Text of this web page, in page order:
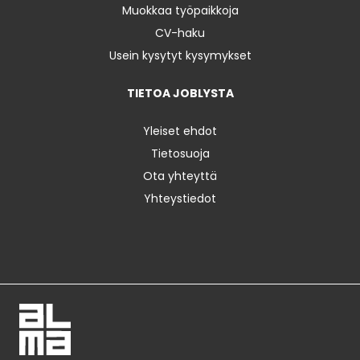
Muokkaa työpaikkoja
CV-haku
Usein kysytyt kysymykset
TIETOA JOBLYSTA
Yleiset ehdot
Tietosuoja
Ota yhteyttä
Yhteystiedot